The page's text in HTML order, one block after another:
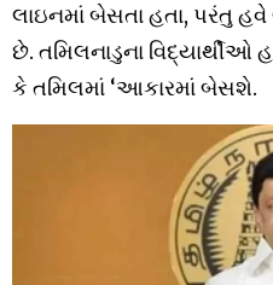
લાઇનમાં બેસતા હતા, પરંતુ
છે. તમિલનાડુના વિદ્યાર્થીઓ
કે તમિલમાં ‘આકારમાં બેસશે.